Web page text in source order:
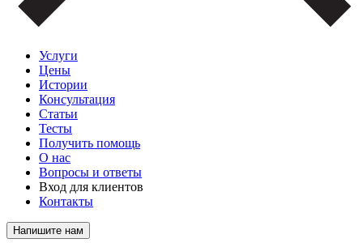
Услуги
Цены
Истории
Консультация
Статьи
Тесты
Получить помощь
О нас
Вопросы и ответы
Вход для клиентов
Контакты
Напишите нам